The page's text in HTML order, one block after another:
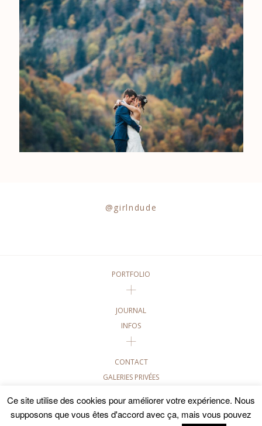
@girlndude
PORTFOLIO
JOURNAL
INFOS
CONTACT
GALERIES PRIVÉES
©2020 GIRL AND DUDE PHOTOGRAPHIES • TOUTES LES
PHOTOGRAPHIES DE CE SITE SONT SOUMISES AUX DROITS
D'AUTEUR
Ce site utilise des cookies pour améliorer votre expérience. Nous
supposons que vous êtes d'accord avec ça, mais vous pouvez